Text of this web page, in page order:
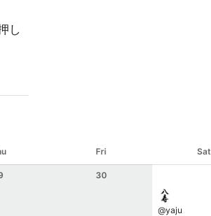
し
Fri Sat
30
@yaju